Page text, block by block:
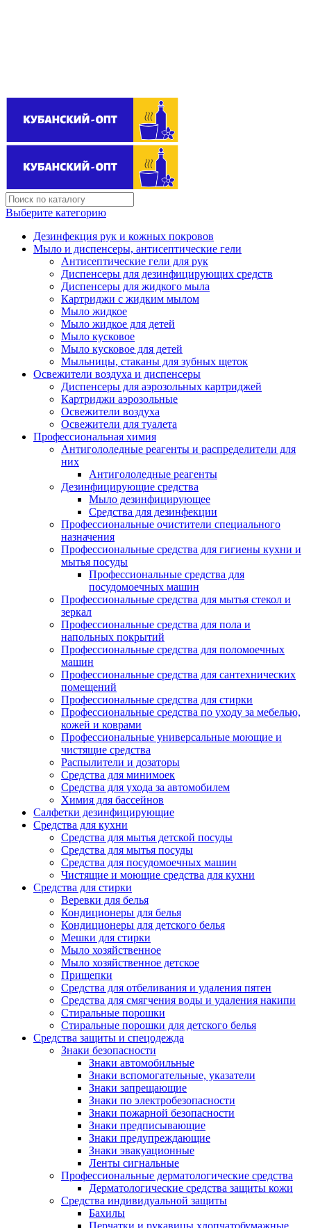
Выберите категорию
Дезинфекция рук и кожных покровов
Мыло и диспенсеры, антисептические гели
Антисептические гели для рук
Диспенсеры для дезинфицирующих средств
Диспенсеры для жидкого мыла
Картриджи с жидким мылом
Мыло жидкое
Мыло жидкое для детей
Мыло кусковое
Мыло кусковое для детей
Мыльницы, стаканы для зубных щеток
Освежители воздуха и диспенсеры
Диспенсеры для аэрозольных картриджей
Картриджи аэрозольные
Освежители воздуха
Освежители для туалета
Профессиональная химия
Антигололедные реагенты и распределители для
них
Антигололедные реагенты
Дезинфицирующие средства
Мыло дезинфицирующее
Средства для дезинфекции
Профессиональные очистители специального
назначения
Профессиональные средства для гигиены кухни и
мытья посуды
Профессиональные средства для
посудомоечных машин
Профессиональные средства для мытья стекол и
зеркал
Профессиональные средства для пола и
напольных покрытий
Профессиональные средства для поломоечных
машин
Профессиональные средства для сантехнических
помещений
Профессиональные средства для стирки
Профессиональные средства по уходу за мебелью,
кожей и коврами
Профессиональные универсальные моющие и
чистящие средства
Распылители и дозаторы
Средства для минимоек
Средства для ухода за автомобилем
Химия для бассейнов
Салфетки дезинфицирующие
Средства для кухни
Средства для мытья детской посуды
Средства для мытья посуды
Средства для посудомоечных машин
Чистящие и моющие средства для кухни
Средства для стирки
Веревки для белья
Кондиционеры для белья
Кондиционеры для детского белья
Мешки для стирки
Мыло хозяйственное
Мыло хозяйственное детское
Прищепки
Средства для отбеливания и удаления пятен
Средства для смягчения воды и удаления накипи
Стиральные порошки
Стиральные порошки для детского белья
Средства защиты и спецодежда
Знаки безопасности
Знаки автомобильные
Знаки вспомогательные, указатели
Знаки запрещающие
Знаки по электробезопасности
Знаки пожарной безопасности
Знаки предписывающие
Знаки предупреждающие
Знаки эвакуационные
Ленты сигнальные
Профессиональные дерматологические средства
Дерматологические средства защиты кожи
Средства индивидуальной защиты
Бахилы
Перчатки и рукавицы хлопчатобумажные